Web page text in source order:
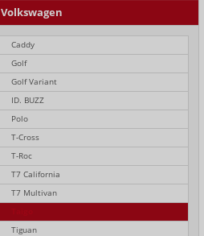
Volkswagen
Caddy
Golf
Golf Variant
ID. BUZZ
Polo
T-Cross
T-Roc
T7 California
T7 Multivan
Tiguan